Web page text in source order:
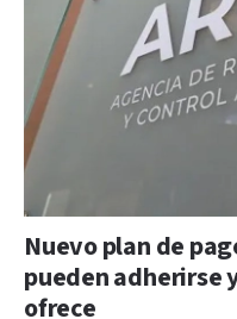
Nuevo plan de
pueden adherirse
ofrece